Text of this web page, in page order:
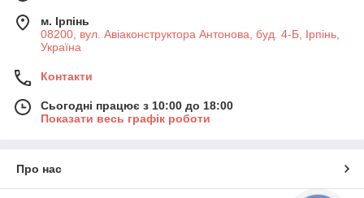
м. Ірпінь
08200, вул. Авіаконструктора Антонова, буд. 4-Б, Ірпінь,
Україна
Контакти
Сьогодні працює з 10:00 до 18:00
Показати весь графік роботи
Про нас